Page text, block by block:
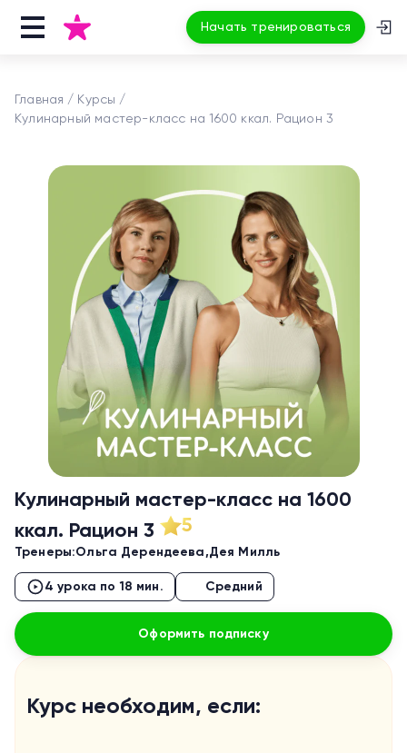
Начать тренироваться
Главная
Курсы
Кулинарный мастер-класс на 1600 ккал. Рацион 3
Кулинарный мастер-класс на 1600
ккал. Рацион 3
5
Тренеры:Ольга Дерендеева,Дея Милль
4 урока по 18 мин. Средний
Оформить подписку
Курс необходим, если: